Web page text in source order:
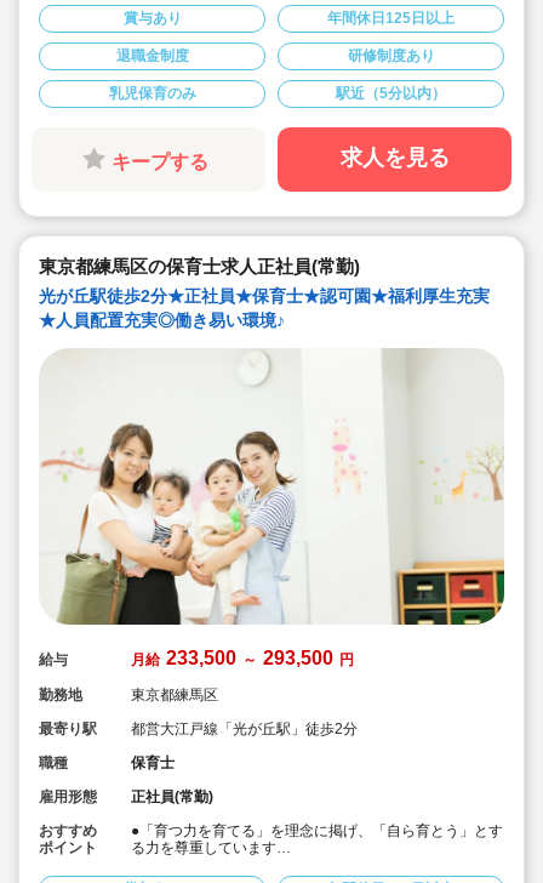
●乳児のみ定員40名の保育園です。じっくり子供達と関
わる事が可能です♪
●異文化交流や毎週の体操や英語教室、造形教室を行って
います
●社員の1/4が勤続10年以上の方です。人員配置を手厚く
しており働きやすい環境です。
●練馬区の公立園で職員の配置人数の基準が高い園です。
園児一人ひとりに寄り添った保育を実践されています。
人の配置が十分ある職場環境です。
●有給休暇は60日間まで積み立て可能！5年ごとの永年勤
続報奨があり働きやすい環境です。
●宿舎借上げ制度利用可能です。約1万円の自己負担で居
住できます！
賞与あり 年間休日125日以上
退職金制度 研修制度あり
乳児保育のみ 駅近（5分以内）
キープする 求人を見る
東京都練馬区の保育士求人正社員(常勤)
光が丘駅徒歩2分★正社員★保育士★認可園★福利厚生充実
★人員配置充実◎働き易い環境♪
給与 月給 233,500 ～ 293,500 円
勤務地
東京都練馬区
最寄り駅
都営大江戸線「光が丘駅」徒歩2分
職種
保育士
雇用形態
正社員(常勤)
おすすめ
ポイント
●「育つ力を育てる」を理念に掲げ、「自ら育とう」とす
る力を尊重しています